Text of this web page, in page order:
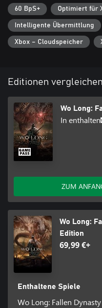
60 BpS+ Optimiert für
Intelligente Übermittlung
Xbox – Cloudspeicher
Editionen vergleichen
Wo Long:
In enthalten
ZUM
Wo Long:
Edition
69,99 €+
Enthaltene Spiele
Wo Long: Fallen Dynasty